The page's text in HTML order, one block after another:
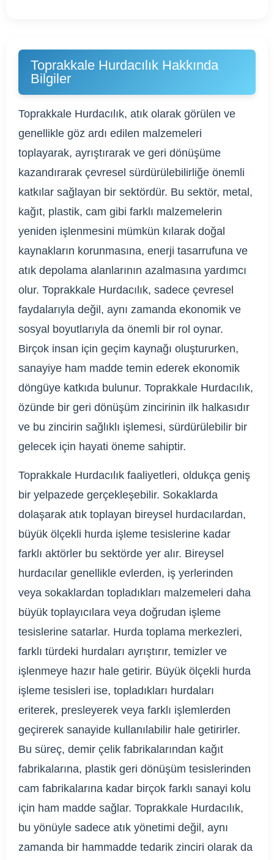
Toprakkale Hurdacılık Hakkında
Bilgiler
Toprakkale Hurdacılık, atık olarak görülen ve
genellikle göz ardı edilen malzemeleri
toplayarak, ayrıştırarak ve geri dönüşüme
kazandırarak çevresel sürdürülebilirliğe önemli
katkılar sağlayan bir sektördür. Bu sektör, metal,
kağıt, plastik, cam gibi farklı malzemelerin
yeniden işlenmesini mümkün kılarak doğal
kaynakların korunmasına, enerji tasarrufuna ve
atık depolama alanlarının azalmasına yardımcı
olur. Toprakkale Hurdacılık, sadece çevresel
faydalarıyla değil, aynı zamanda ekonomik ve
sosyal boyutlarıyla da önemli bir rol oynar.
Birçok insan için geçim kaynağı oluştururken,
sanayiye ham madde temin ederek ekonomik
döngüye katkıda bulunur. Toprakkale Hurdacılık,
özünde bir geri dönüşüm zincirinin ilk halkasıdır
ve bu zincirin sağlıklı işlemesi, sürdürülebilir bir
gelecek için hayati öneme sahiptir.
Toprakkale Hurdacılık faaliyetleri, oldukça geniş
bir yelpazede gerçekleşebilir. Sokaklarda
dolaşarak atık toplayan bireysel hurdacılardan,
büyük ölçekli hurda işleme tesislerine kadar
farklı aktörler bu sektörde yer alır. Bireysel
hurdacılar genellikle evlerden, iş yerlerinden
veya sokaklardan topladıkları malzemeleri daha
büyük toplayıcılara veya doğrudan işleme
tesislerine satarlar. Hurda toplama merkezleri,
farklı türdeki hurdaları ayrıştırır, temizler ve
işlenmeye hazır hale getirir. Büyük ölçekli hurda
işleme tesisleri ise, topladıkları hurdaları
eriterek, presleyerek veya farklı işlemlerden
geçirerek sanayide kullanılabilir hale getirirler.
Bu süreç, demir çelik fabrikalarından kağıt
fabrikalarına, plastik geri dönüşüm tesislerinden
cam fabrikalarına kadar birçok farklı sanayi kolu
için ham madde sağlar. Toprakkale Hurdacılık,
bu yönüyle sadece atık yönetimi değil, aynı
zamanda bir hammadde tedarik zinciri olarak da